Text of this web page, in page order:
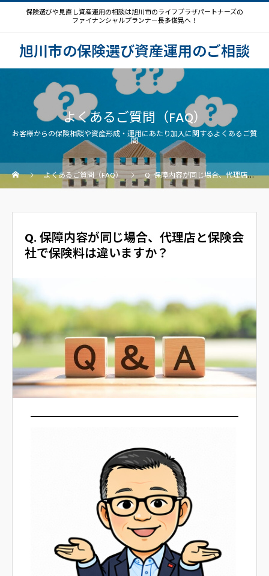
保険選びや見直し資産運用の相談は旭川市のライフプラザパートナーズの
ファイナンシャルプランナー長多俊晃へ！
旭川市の保険選び資産運用のご相談
よくあるご質問（FAQ）
お客様からの保険相談や資産形成・運用にあたり加入に関するよくあるご質
問
よくあるご質問（FAQ） Q. 保障内容が同じ場合、代理店と保険会社で保険料は違いますか？
Q. 保障内容が同じ場合、代理店と保険会
社で保険料は違いますか？